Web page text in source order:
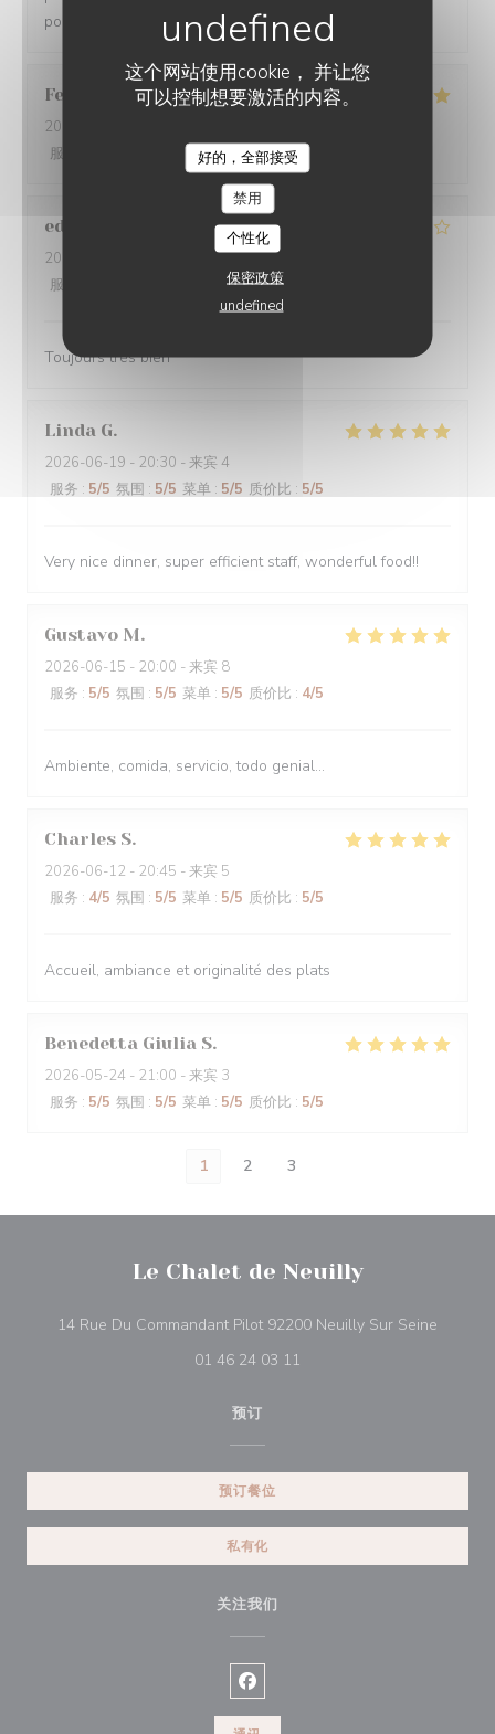
这个网站使用cookie， 并让您
可以控制想要激活的内容。
好的，全部接受
禁用
个性化
保密政策
undefined
pour rester clients. N hésitez pas surtout
Federico F
2026-07-05
服务
菜单:5 /5 质价比: 5
edmond
2026-06-19
- 12:00 - 来宾 2
服务
4/5 质价比
Toujours très bien
Linda G
2026-06-19 - 20:30 - 来宾 4
服务 : 5/5 氛围 : 5/5 菜单 : 5/5 质价比 : 5/5
Very nice dinner, super efficient staff, wonderful food!!
Gustavo M
2026-06-15 - 20:00 - 来宾 8
服务 : 5/5 氛围 : 5/5 菜单 : 5/5 质价比 : 4/5
Ambiente, comida, servicio, todo genial...
Charles S
2026-06-12 - 20:45 - 来宾 5
服务 : 4/5 氛围 : 5/5 菜单 : 5/5 质价比 : 5/5
Accueil, ambiance et originalité des plats
Benedetta Giulia S
2026-05-24 - 21:00 - 来宾 3
服务 : 5/5 氛围 : 5/5 菜单 : 5/5 质价比 : 5/5
1 2 3
Le Chalet de Neuilly
14 Rue Du Commandant Pilot 92200 Neuilly Sur Seine
01 46 24 03 11
预订
预订餐位
私有化
关注我们
Facebook ((在新窗口中打开))
LE CHALET DE NEUILLY